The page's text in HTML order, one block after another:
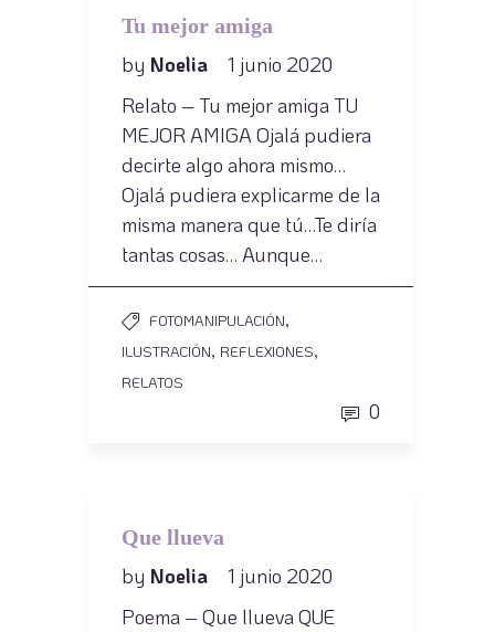
Tu mejor amiga
by Noelia
1 junio 2020
Relato – Tu mejor amiga TU
MEJOR AMIGA Ojalá pudiera
decirte algo ahora mismo…
Ojalá pudiera explicarme de la
misma manera que tú…Te diría
tantas cosas… Aunque…
FOTOMANIPULACIÓN,
ILUSTRACIÓN, REFLEXIONES,
RELATOS
0
Que llueva
by Noelia
1 junio 2020
Poema – Que llueva QUE